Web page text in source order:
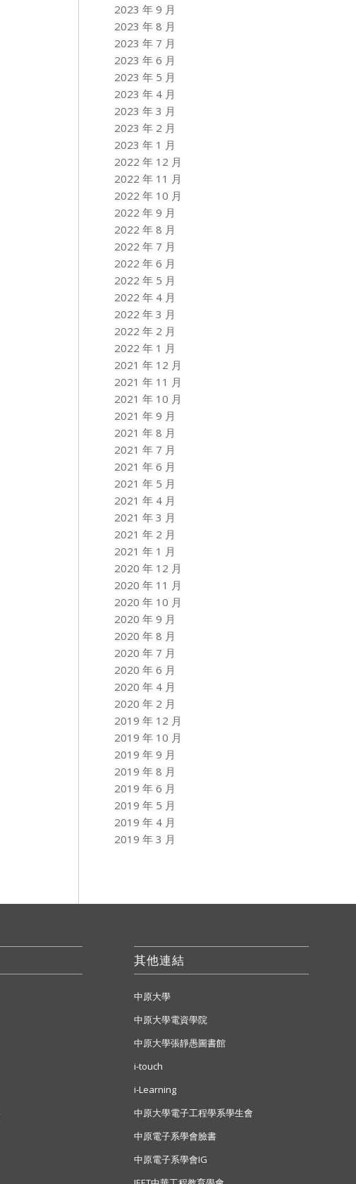
2023 年 9 月
2023 年 8 月
2023 年 7 月
2023 年 6 月
2023 年 5 月
2023 年 4 月
2023 年 3 月
2023 年 2 月
2023 年 1 月
2022 年 12 月
2022 年 11 月
2022 年 10 月
2022 年 9 月
2022 年 8 月
2022 年 7 月
2022 年 6 月
2022 年 5 月
2022 年 4 月
2022 年 3 月
2022 年 2 月
2022 年 1 月
2021 年 12 月
2021 年 11 月
2021 年 10 月
2021 年 9 月
2021 年 8 月
2021 年 7 月
2021 年 6 月
2021 年 5 月
2021 年 4 月
2021 年 3 月
2021 年 2 月
2021 年 1 月
2020 年 12 月
2020 年 11 月
2020 年 10 月
2020 年 9 月
2020 年 8 月
2020 年 7 月
2020 年 6 月
2020 年 4 月
2020 年 2 月
2019 年 12 月
2019 年 10 月
2019 年 9 月
2019 年 8 月
2019 年 6 月
2019 年 5 月
2019 年 4 月
2019 年 3 月
其他連結
中原大學
中原大學電資學院
中原大學張靜愚圖書館
i-touch
i-Learning
中原大學電子工程學系學生會
中原電子系學會臉書
中原電子系學會IG